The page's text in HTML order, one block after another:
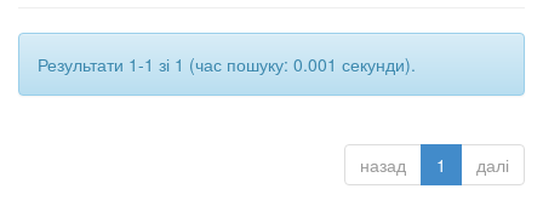
Результати 1-1 зі 1 (час пошуку: 0.001 секунди).
назад 1 далі